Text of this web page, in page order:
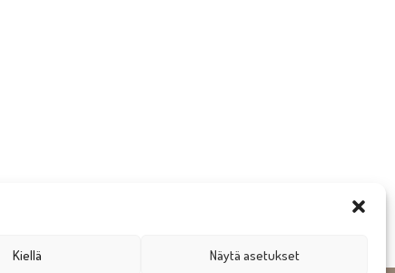
Kiellä Näytä asetukset